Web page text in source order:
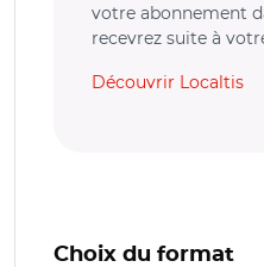
votre abonnement
recevrez suite à
Découvrir Localtis
Choix du format